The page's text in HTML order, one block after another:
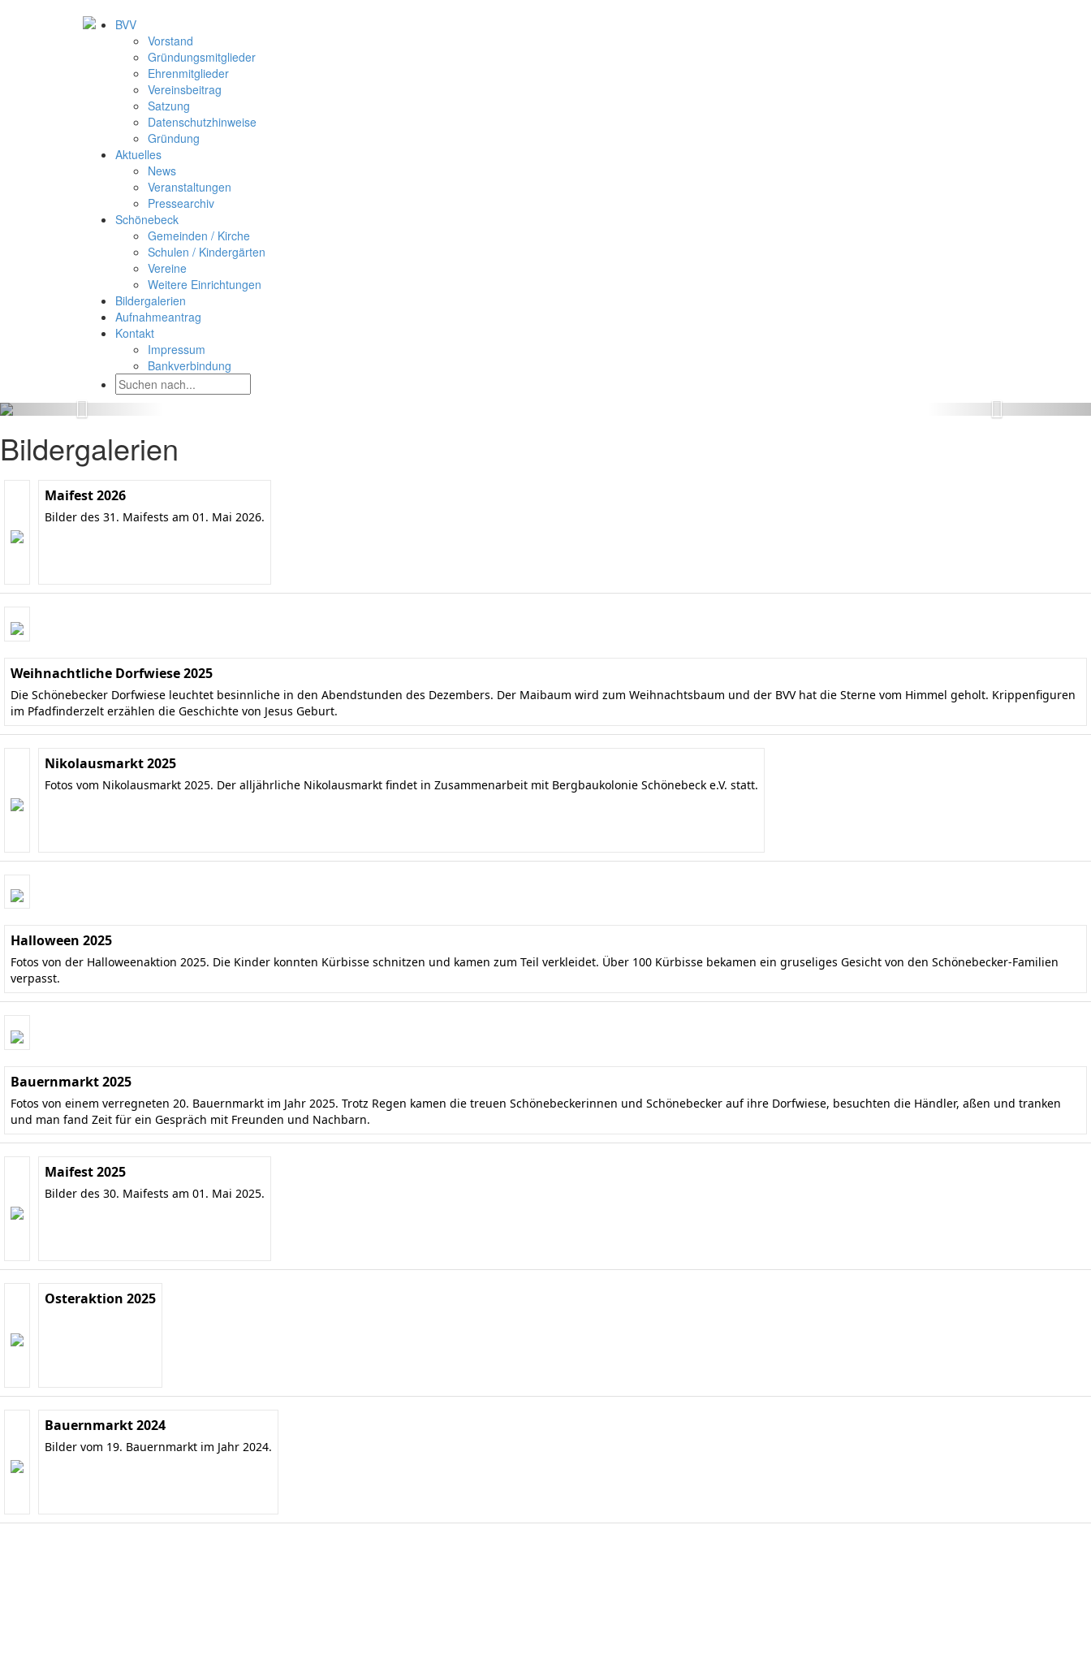
BVV
Vorstand
Gründungsmitglieder
Ehrenmitglieder
Vereinsbeitrag
Satzung
Datenschutzhinweise
Gründung
Aktuelles
News
Veranstaltungen
Pressearchiv
Schönebeck
Gemeinden / Kirche
Schulen / Kindergärten
Vereine
Weitere Einrichtungen
Bildergalerien
Aufnahmeantrag
Kontakt
Impressum
Bankverbindung
Bildergalerien
Maifest 2026
Bilder des 31. Maifests am 01. Mai 2026.
Weihnachtliche Dorfwiese 2025
Die Schönebecker Dorfwiese leuchtet besinnliche in den Abendstunden des Dezembers. Der Maibaum wird zum Weihnachtsbaum und der BVV hat die Sterne vom Himmel geholt. Krippenfiguren
im Pfadfinderzelt erzählen die Geschichte von Jesus Geburt.
Nikolausmarkt 2025
Fotos vom Nikolausmarkt 2025. Der alljährliche Nikolausmarkt findet in Zusammenarbeit mit Bergbaukolonie Schönebeck e.V. statt.
Halloween 2025
Fotos von der Halloweenaktion 2025. Die Kinder konnten Kürbisse schnitzen und kamen zum Teil verkleidet. Über 100 Kürbisse bekamen ein gruseliges Gesicht von den Schönebecker-Familien
verpasst.
Bauernmarkt 2025
Fotos von einem verregneten 20. Bauernmarkt im Jahr 2025. Trotz Regen kamen die treuen Schönebeckerinnen und Schönebecker auf ihre Dorfwiese, besuchten die Händler, aßen und tranken
und man fand Zeit für ein Gespräch mit Freunden und Nachbarn.
Maifest 2025
Bilder des 30. Maifests am 01. Mai 2025.
Osteraktion 2025
Bauernmarkt 2024
Bilder vom 19. Bauernmarkt im Jahr 2024.